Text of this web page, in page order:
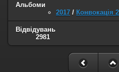
Альбоми
2017 / Конвокація
Відвідувань
2981